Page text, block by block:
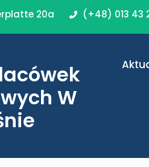
20a (+48) 013 43
W